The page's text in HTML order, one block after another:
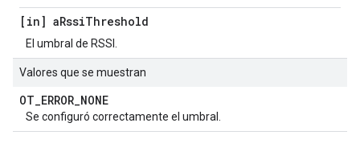
[in] aRssiThreshold
El umbral de RSSI.
Valores que se muestran
OT_ERROR_NONE
Se configuró correctamente el umbral.